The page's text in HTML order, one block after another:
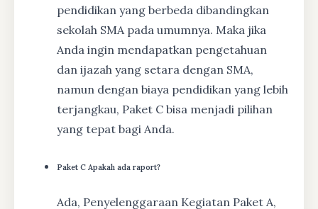
pendidikan yang berbeda dibandingkan
sekolah SMA pada umumnya. Maka jika
Anda ingin mendapatkan pengetahuan
dan ijazah yang setara dengan SMA,
namun dengan biaya pendidikan yang lebih
terjangkau, Paket C bisa menjadi pilihan
yang tepat bagi Anda.
Paket C Apakah ada raport?
Ada, Penyelenggaraan Kegiatan Paket A,